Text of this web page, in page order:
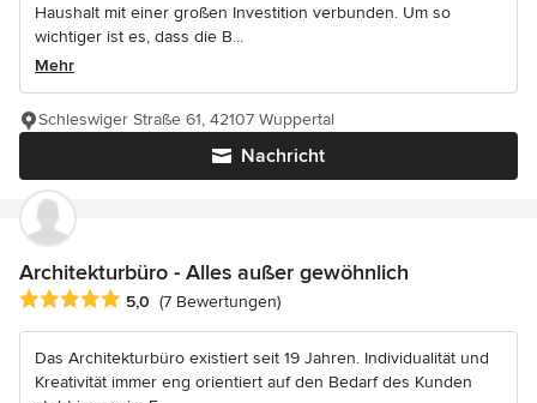
Haushalt mit einer großen Investition verbunden. Um so
wichtiger ist es, dass die B...
Mehr
Nachricht
Schleswiger Straße 61, 42107 Wuppertal
Architekturbüro - Alles außer gewöhnlich
Durchschnittliche Bewertung: 5 von 5 Sternen
5,0 (7 Bewertungen)
Das Architekturbüro existiert seit 19 Jahren. Individualität und
Kreativität immer eng orientiert auf den Bedarf des Kunden